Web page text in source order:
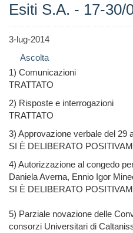
Esiti S.A. - 17-30/
3-lug-2014
Ascolta
1) Comunicazioni
TRATTATO
2) Risposte e interrogazioni
TRATTATO
3) Approvazione verbale del 29
SI È DELIBERATO
4) Autorizzazione al congedo
Daniela Averna, Ennio Igor
SI È DELIBERATO
5) Parziale novazione delle
consorzi Universitari di